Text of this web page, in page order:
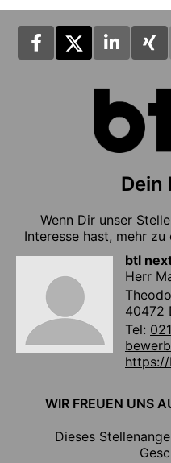
Dein
Wenn Dir unser
Interesse hast, mehr
btl
Herr
40472
Tel:
WIR FREUEN UNS
Dieses